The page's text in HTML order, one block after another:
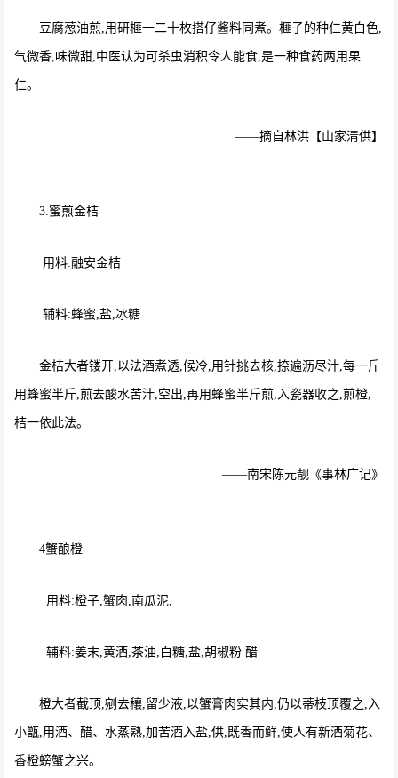
豆腐葱油煎,用研榧一二十枚搭仔酱料同煮。榧子的种仁黄白色,
气微香,味微甜,中医认为可杀虫消积令人能食,是一种食药两用果
仁。
——摘自林洪【山家清供】
3.蜜煎金桔
用料:融安金桔
辅料:蜂蜜,盐,冰糖
金桔大者镂开,以法酒煮透,候冷,用针挑去核,捺遍沥尽汁,每一斤
用蜂蜜半斤,煎去酸水苦汁,空出,再用蜂蜜半斤煎,入瓷器收之,煎橙,
桔一依此法。
——南宋陈元靓《事林广记》
4蟹酿橙
用料:橙子,蟹肉,南瓜泥,
辅料:姜末,黄酒,茶油,白糖,盐,胡椒粉 醋
橙大者截顶,剜去穰,留少液,以蟹膏肉实其内,仍以蒂枝顶覆之,入
小甑,用酒、醋、水蒸熟,加苦酒入盐,供,既香而鲜,使人有新酒菊花、
香橙螃蟹之兴。